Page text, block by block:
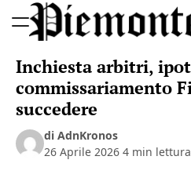
to
Sport
Inchiesta arbitri,
commissariamento
succedere
di AdnKronos
26 Aprile 2026 4 min lettura